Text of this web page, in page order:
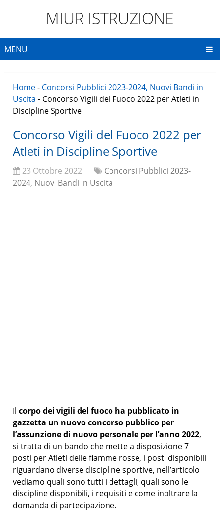
MIUR ISTRUZIONE
MENU
Home- Concorsi Pubblici 2023-2024, Nuovi Bandi in
Uscita - Concorso Vigili del Fuoco 2022 per Atleti in
Discipline Sportive
Concorso Vigili del Fuoco 2022 per
Atleti in Discipline Sportive
23 Ottobre 2022
Concorsi Pubblici 2023-
2024, Nuovi Bandi in Uscita
Ilcorpo dei vigili del fuoco ha pubblicato in
gazzetta un nuovo concorso pubblico per
l’assunzione di nuovo personale per l’anno 2022,
si tratta di un bando che mette a disposizione 7
posti per Atleti delle fiamme rosse, i posti disponibili
riguardano diverse discipline sportive, nell’articolo
vediamo quali sono tutti i dettagli, quali sono le
discipline disponibili, i requisiti e come inoltrare la
domanda di partecipazione.